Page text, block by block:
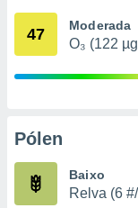
através
estudos
47 Moderada
O₃ (122
Pólen
Baixo
Relva (6